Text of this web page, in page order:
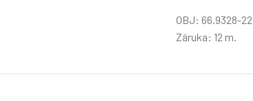
OBJ: 66.9328-22
Záruka: 12 m.